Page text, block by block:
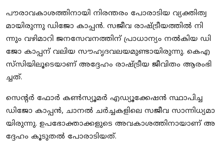
പൗ​രാ​വ​കാ​ശ​ത്തി​നാ​യി നി​ര​ന്ത​രം പോ​രാ​ടി​യ വ്യ​ക്തി​ത്വ​
മാ​യി​രു​ന്നു ഡി​ജോ കാ​പ്പ​ൻ. സ​ജീ​വ രാ​ഷ്ട്രീ​യ​ത്തി​ൽ നി​
ന്നും വ​ഴി​മാ​റി ജ​ന​സേ​വ​ന​ത്തി​ന് പ്രാ​ധാ​ന്യം ന​ൽ​കി​യ ഡി​
ജോ കാ​പ്പ​ന് വ​ലി​യ സൗ​ഹൃ​ദ​വ​ല​യ​മു​ണ്ടാ​യി​രു​ന്നു. കെ​എ​
സ്‌​സി​യി​ലൂ​ടെ​യാ​ണ് അ​ദ്ദേ​ഹം രാ​ഷ്ട്രീ​യ ജീ​വി​തം ആ​രം​ഭി​
ച്ച​ത്.
സെ​ന്‍റ​ർ ഫോ​ർ ക​ൺ​സ്യൂ​മ​ർ എ​ഡ്യൂ​ക്കേ​ഷ​ൻ സ്ഥാ​പി​ച്ച
ഡി​ജോ കാ​പ്പ​ൻ, ചാ​ന​ൽ ച​ർ​ച്ച​ക​ളി​ലെ സ​ജീ​വ സാ​ന്നി​ധ്യ​മാ​
യി​രു​ന്നു. ഉ​പ​ഭോ​ക്താ​ക്ക​ളു​ടെ അ​വ​കാ​ശ​ത്തി​നാ​യാ​ണ് അ​
ദ്ദേ​ഹം കൂ​ടു​ത​ൽ പോ​രാ​ടി​യ​ത്.